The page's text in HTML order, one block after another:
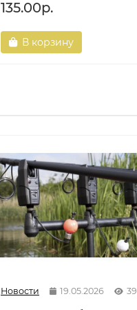
135.00р.
В корзину
Новости 19.05.2026